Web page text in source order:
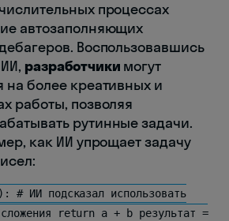
процессах
автозаполняющих
Воспользовавшись
разработчики могут
на более креативных и
работы, позволяя
рутинные задачи.
как ИИ упрощает задачу
# ИИ подсказал использовать
сложения return a + b результат =